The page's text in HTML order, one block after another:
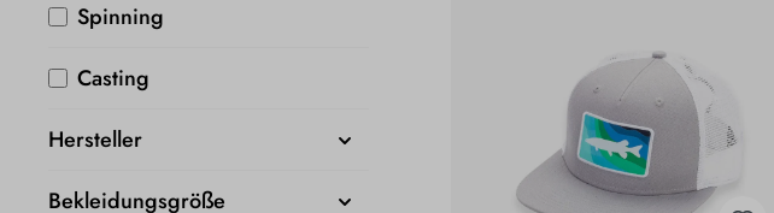
Spinning
Casting
Hersteller
Bekleidungsgröße